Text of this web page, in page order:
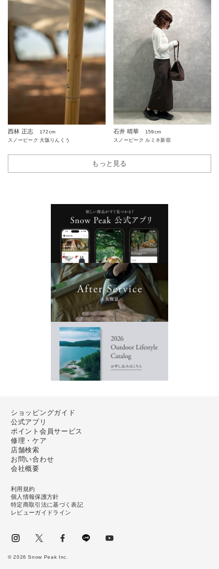
西林 正志
172cm
スノーピーク 大阪りんくう
石井 晴華
159cm
スノーピーク ルミネ新宿
もっと見る
ショッピングガイド
公式アプリ
ポイント会員サービス
修理・ケア
店舗検索
お問い合わせ
会社概要
利用規約
個人情報保護方針
特定商取引法に基づく表記
レビューガイドライン
©2026 Snow Peak Inc.